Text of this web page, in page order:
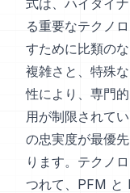
式は、ハイダイ
る重要なテクノ
すために比類の
複雑さと、特殊
性により、専門
用が制限されて
の忠実度が最優
ります。テクノ
つれて、PFM と